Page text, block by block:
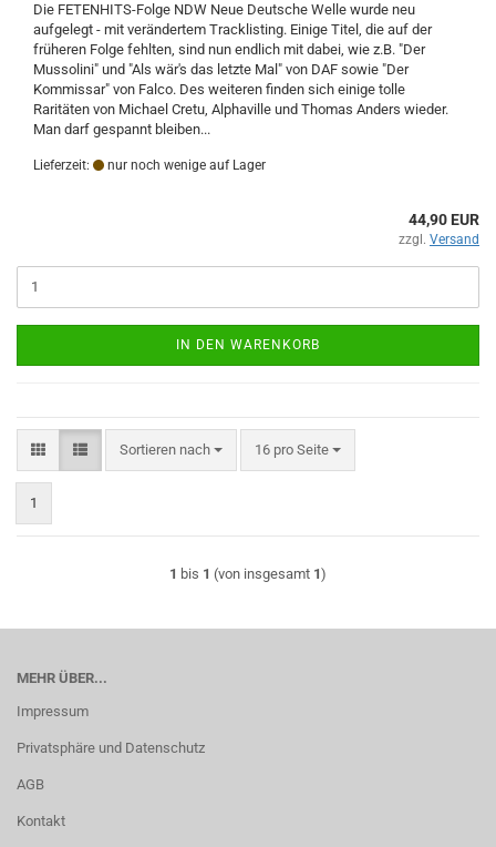
Die FETENHITS-Folge NDW Neue Deutsche Welle wurde neu
aufgelegt - mit verändertem Tracklisting. Einige Titel, die auf der
früheren Folge fehlten, sind nun endlich mit dabei, wie z.B. "Der
Mussolini" und "Als wär's das letzte Mal" von DAF sowie "Der
Kommissar" von Falco. Des weiteren finden sich einige tolle
Raritäten von Michael Cretu, Alphaville und Thomas Anders wieder.
Man darf gespannt bleiben...
Lieferzeit: nur noch wenige auf Lager
44,90 EUR
zzgl. Versand
IN DEN WARENKORB
Sortieren nach
Sortieren nach 16 pro Seite
pro Seite
1
1 bis 1 (von insgesamt 1)
MEHR ÜBER...
Impressum
Privatsphäre und Datenschutz
AGB
Kontakt